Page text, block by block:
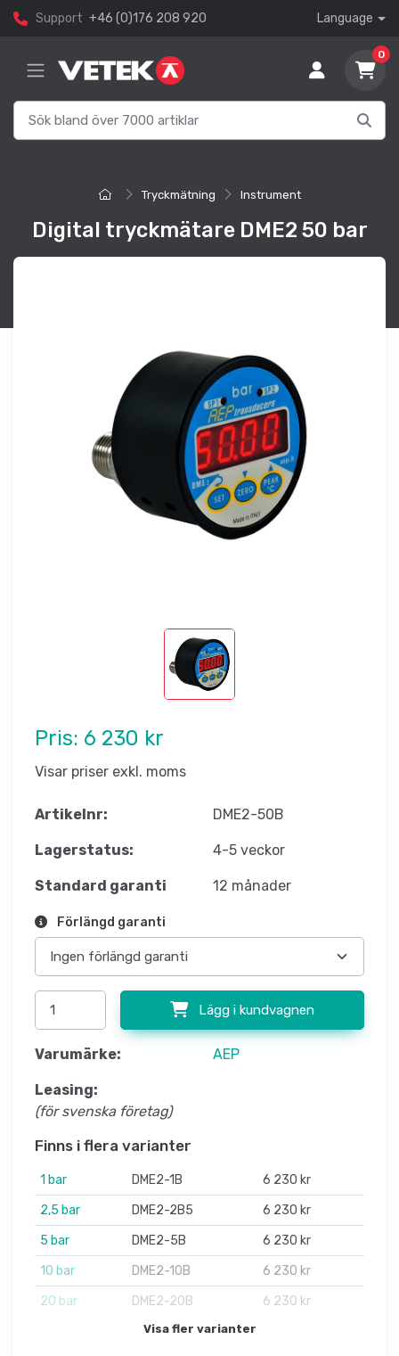
Support +46 (0)176 208 920 Language
0
Tryckmätning Instrument
Digital tryckmätare DME2 50 bar
Pris: 6 230 kr
Visar priser exkl. moms
Artikelnr: DME2-50B
Lagerstatus: 4-5 veckor
Standard garanti 12 månader
Förlängd garanti
Lägg i kundvagnen
Varumärke: AEP
Leasing:
(för svenska företag)
Finns i flera varianter
1 bar DME2-1B
6 230 kr
2,5 bar
DME2-2B5
6 230 kr
5 bar
DME2-5B
6 230 kr
10 bar
DME2-10B
6 230 kr
20 bar
DME2-20B 6 230 kr
Visa fler varianter